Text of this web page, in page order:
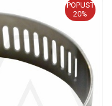
POPUST
20%